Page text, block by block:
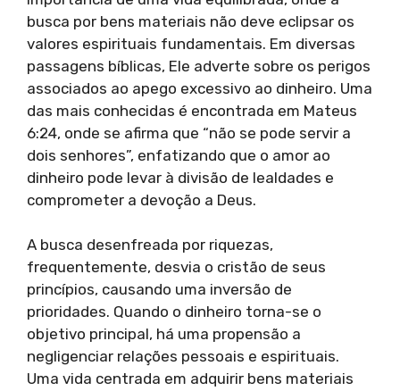
busca por bens materiais não deve eclipsar os
valores espirituais fundamentais. Em diversas
passagens bíblicas, Ele adverte sobre os perigos
associados ao apego excessivo ao dinheiro. Uma
das mais conhecidas é encontrada em Mateus
6:24, onde se afirma que “não se pode servir a
dois senhores”, enfatizando que o amor ao
dinheiro pode levar à divisão de lealdades e
comprometer a devoção a Deus.
A busca desenfreada por riquezas,
frequentemente, desvia o cristão de seus
princípios, causando uma inversão de
prioridades. Quando o dinheiro torna-se o
objetivo principal, há uma propensão a
negligenciar relações pessoais e espirituais.
Uma vida centrada em adquirir bens materiais